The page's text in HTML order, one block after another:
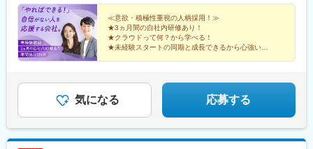
駅(阪急線)、芦屋駅(東海道本線)、大津駅、草津駅(滋賀県)、彦根
駅、八日市駅、倉敷市駅、岡山駅、津山駅、広島駅、福山駅、呉
駅、西条駅(広島県)、尾道駅、下関駅、山口駅(山口県)、宇部駅、
鳥取駅、米子駅、境港駅、松江駅、出雲市駅、高知駅、古津賀
駅、ＪＲ松山駅前駅、今治駅、宇和島駅、高松駅(香川県)、丸亀
駅、筑紫駅、天神駅、大分駅、別府駅(大分県)、中津駅(大分県)、
宮崎駅、延岡駅、都城駅、鹿児島駅、熊本駅、佐賀駅、長崎駅(長
崎県)、佐世保駅、那覇空港駅(鉄道)、秋葉原駅、高田馬場駅、綾
瀬駅、豊田駅、溝の口駅、なんば駅(地下鉄)、心斎橋駅、天王寺
駅、金山駅(愛知県)、伏見駅(愛知県)、博多駅、中洲川端駅、山科
（期間中は月給23万円以上で、その他の待遇に変更なし）☆経験
がある方は、現職・前職給与を考慮します。☆明確な評価制度あ
り。個人の頑張りに応じて評価します。【年収例】年収450万円
（経験2年入社）年収750万円（経験3年入社）年収950万円（経験
5年入社）
≪意欲・積極性重視の人柄採用！≫
★3ヵ月間の自社内研修あり！
★クラウドって何？から学べる！
★未経験スタートの同期と成長できるから心強い！
気になる 応募する